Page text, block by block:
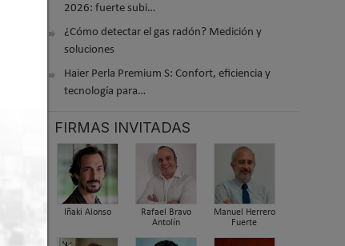
2026: fuerte subi…
¿Cómo detectar el gas radón? Medición y
soluciones
Haier Perla Premium S: Confort, eficiencia y
tecnología para…
FIRMAS INVITADAS
Iñaki Alonso
Rafael Bravo
Antolín
Manuel Herrero
Fuerte